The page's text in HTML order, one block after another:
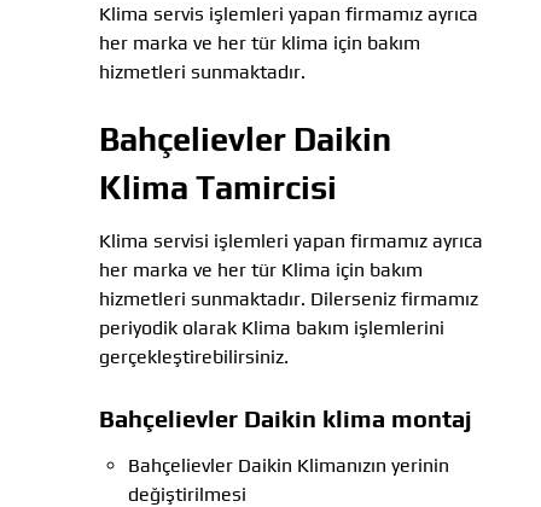
Klima servis işlemleri yapan firmamız ayrıca
her marka ve her tür klima için bakım
hizmetleri sunmaktadır.
Bahçelievler Daikin
Klima Tamircisi
Klima servisi işlemleri yapan firmamız ayrıca
her marka ve her tür Klima için bakım
hizmetleri sunmaktadır. Dilerseniz firmamız
periyodik olarak Klima bakım işlemlerini
gerçekleştirebilirsiniz.
Bahçelievler Daikin klima montaj
Bahçelievler Daikin Klimanızın yerinin
değiştirilmesi